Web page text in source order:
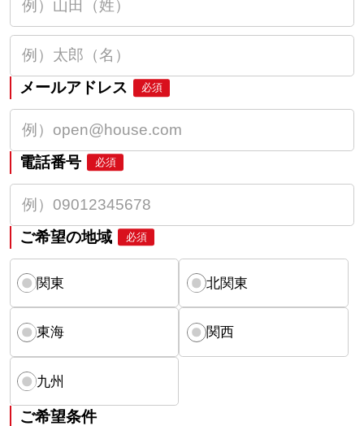
メールアドレス 必須
電話番号 必須
ご希望の地域 必須
関東 北関東
東海 関西
九州
ご希望条件